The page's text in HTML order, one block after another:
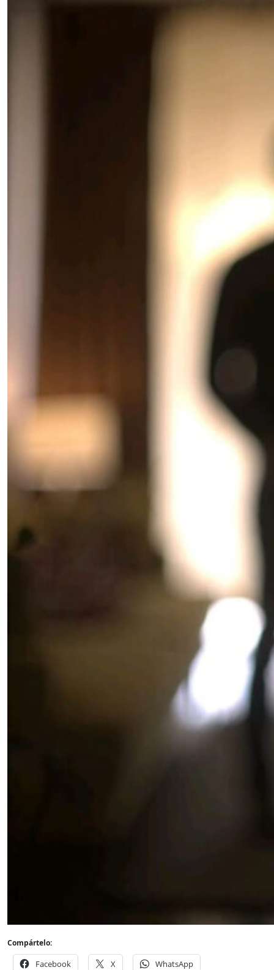
Compártelo:
Facebook X WhatsApp